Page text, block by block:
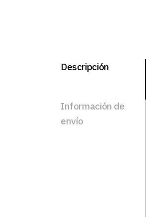
Descripción
Información de
envío